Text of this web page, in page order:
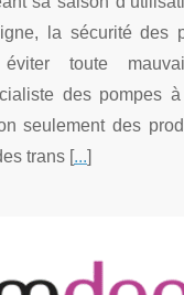
la sécurité des
toute
des pompes
seulement des
trans [...]